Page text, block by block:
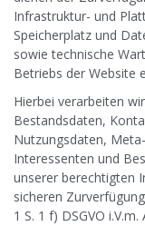
Infrastruktur- und
Speicherplatz und
sowie technische
Betriebs der Website
Hierbei verarbeiten
Bestandsdaten,
Nutzungsdaten,
Interessenten und
unserer berechtigten
sicheren
1 S. 1 f) DSGVO i.V.m.